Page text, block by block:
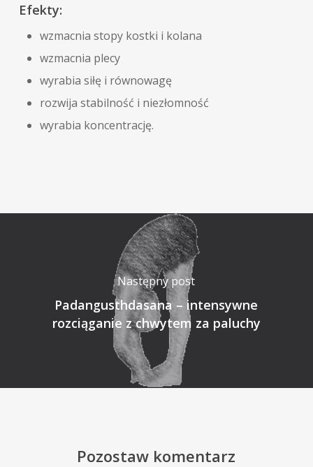
Efekty:
wzmacnia stopy kostki i kolana
wzmacnia plecy
wyrabia siłę i równowagę
rozwija stabilność i niezłomność
wyrabia koncentrację.
Następny post
Padangusthdasana – intensywne
rozciąganie z chwytem za paluchy
Pozostaw komentarz